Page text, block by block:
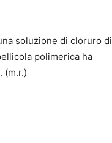
soluzione di cloruro di
polimerica ha
(m.r.)